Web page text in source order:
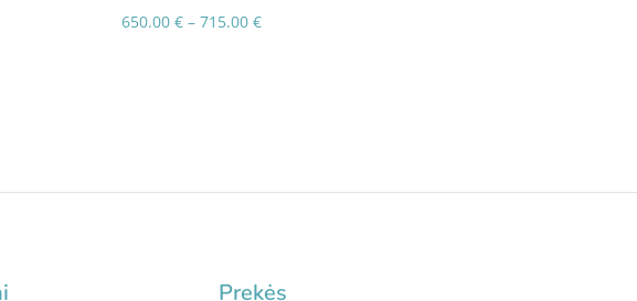
650.00€ – 715.00€Price
Prekės